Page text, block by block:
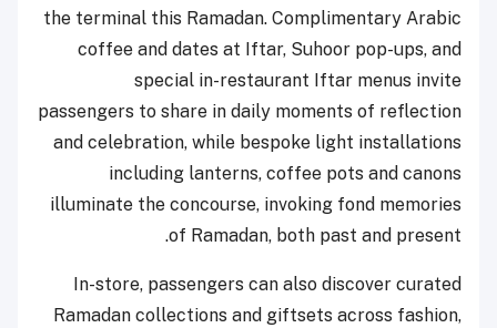
the terminal this Ramadan. Complimentary Arabic
coffee and dates at Iftar, Suhoor pop-ups, and
special in-restaurant Iftar menus invite
passengers to share in daily moments of reflection
and celebration, while bespoke light installations
including lanterns, coffee pots and canons
illuminate the concourse, invoking fond memories
of Ramadan, both past and present.
In-store, passengers can also discover curated
Ramadan collections and giftsets across fashion,